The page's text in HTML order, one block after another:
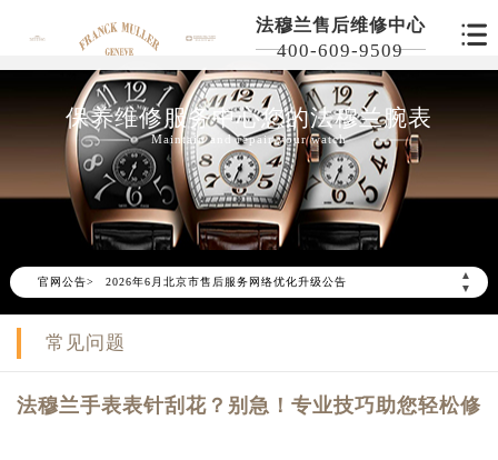
法穆兰售后维修中心
400-609-9509
保养维修服务中心您的法穆兰腕表
Maintain and repair your watch
官网公告>
▲
▼
2026年6月北京市售后服务网络优化升级公告
2026年6月北京市官方售后客户服务热线：
2026年6月售后服务中心最新网点地址：
北京市朝阳区建国门外大街甲6号华熙国际中心写字楼D座11层1102室（需提前预约）
常见问题
法穆兰手表表针刮花？别急！专业技巧助您轻松修